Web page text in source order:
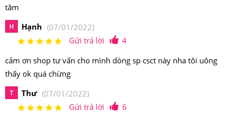
tâm
H Hạnh (07/01/2022)
Gửi trả lời
4
cảm ơn shop tư vấn cho mình dòng sp csct này nha tôi uông
thấy ok quá chừng
T Thư (07/01/2022)
Gửi trả lời
6